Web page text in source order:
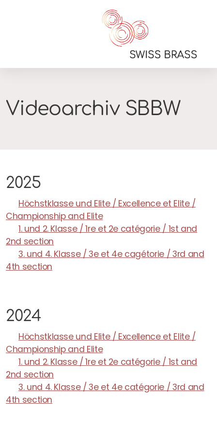
Videoarchiv SBBW
2025
Höchstklasse und Elite / Excellence et Elite /
Championship and Elite
1. und 2. Klasse / 1re et 2e catégorie / 1st and
2nd section
3. und 4. Klasse / 3e et 4e cagétorie / 3rd and
4th section
2024
Höchstklasse und Elite / Excellence et Elite /
Championship and Elite
1. und 2. Klasse / 1re et 2e catégorie / 1st and
2nd section
3. und 4. Klasse / 3e et 4e catégorie / 3rd and
4th section
Resultate
SSQW 2026
Geschichte
Archiv
SSQW 2025
SSQW 2024
Vorstand
Mitglieder
Kommissionen